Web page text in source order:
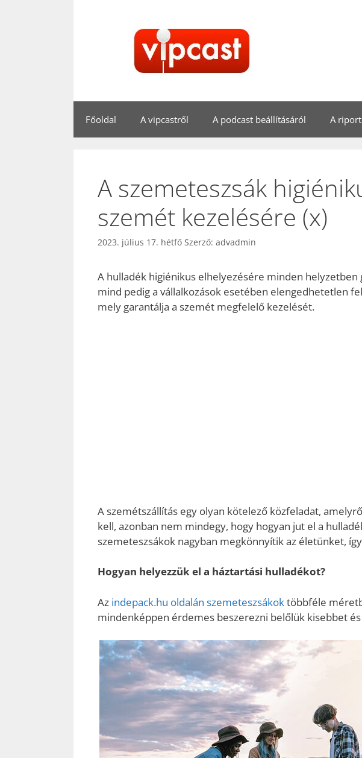
Főoldal A vipcastről A podcast beállításáról A
A szemeteszsák
szemét kezelésére (x)
2023. július 17. hétfő Szerző: advadmin
A hulladék higiénikus elhelyezésére minden helyzetben
mind pedig a vállalkozások esetében elengedhetetlen
mely garantálja a szemét megfelelő kezelését.
A szemétszállítás egy olyan kötelező közfeladat,
kell, azonban nem mindegy, hogy hogyan jut el a
szemeteszsákok nagyban megkönnyítik az életünket,
Hogyan helyezzük el a háztartási hulladékot?
Az indepack.hu oldalán szemeteszsákoktöbbféle
mindenképpen érdemes beszerezni belőlük kisebbet